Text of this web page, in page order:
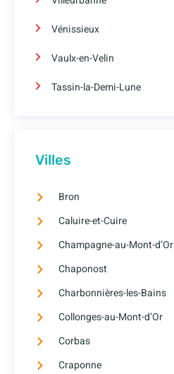
Vénissieux
Vaulx-en-Velin
Tassin-la-Demi-Lune
Villes
Bron
Caluire-et-Cuire
Champagne-au-Mont-d’Or
Chaponost
Charbonnières-les-Bains
Collonges-au-Mont-d’Or
Corbas
Craponne